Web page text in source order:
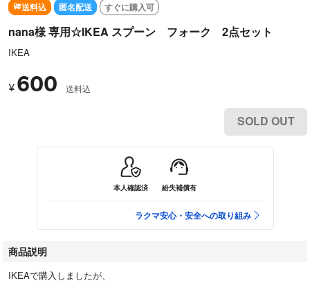
送料込 匿名配送 すぐに購入可
nana様 専用‪☆IKEA スプーン フォーク 2点セット
IKEA
¥ 600 送料込
SOLD OUT
本人確認済 紛失補償有
ラクマ安心・安全への取り組み
商品説明
IKEAで購入しましたが、